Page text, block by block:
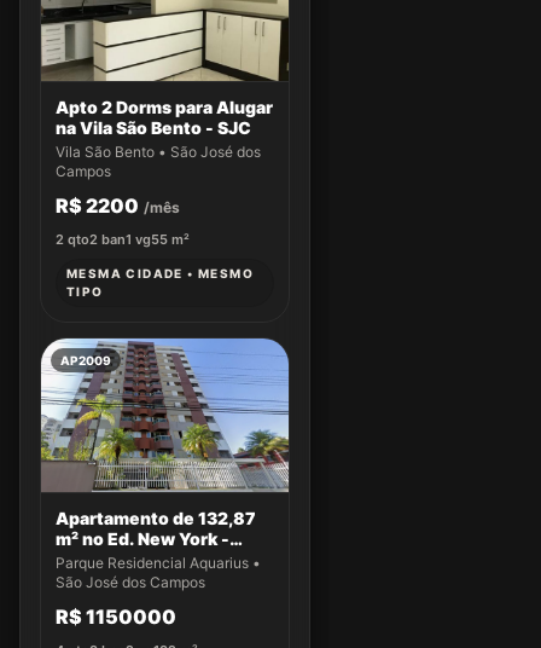
Apto 2 Dorms para Alugar
na Vila São Bento - SJC
Vila São Bento • São José dos
Campos
R$ 2200 /mês
2 qto2 ban1 vg55 m²
MESMA CIDADE • MESMO
TIPO
AP2009
Apartamento de 132,87
m² no Ed. New York -
Apto 14
Parque Residencial Aquarius •
São José dos Campos
R$ 1150000